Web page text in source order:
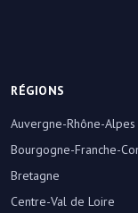
RÉGIONS
Auvergne-Rhône-Alpes
Bourgogne-Franche-
Bretagne
Centre-Val de Loire